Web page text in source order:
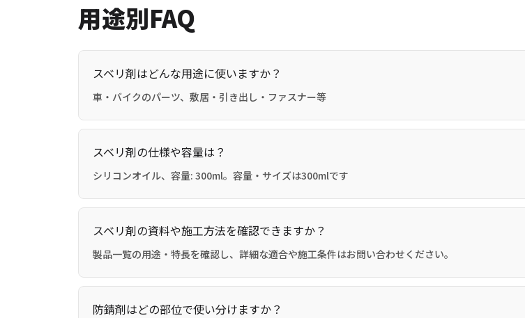
用途別FAQ
スベリ剤はどんな用途に使いますか？
車・バイクのパーツ、敷居・引き出し・ファスナー等
スベリ剤の仕様や容量は？
シリコンオイル、容量: 300ml。容量・サイズは300mlです
スベリ剤の資料や施工方法を確認できますか？
製品一覧の用途・特長を確認し、詳細な適合や施工条件はお問い合わせください。
防錆剤はどの部位で使い分けますか？